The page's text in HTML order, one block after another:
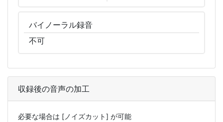
バイノーラル録音
不可
収録後の音声の加工
必要な場合は [ノイズカット] が可能